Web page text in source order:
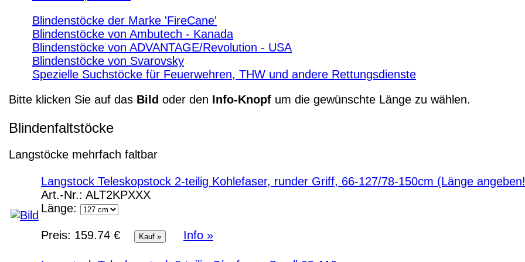
Blindenstöcke der Marke 'FireCane'
Blindenstöcke von Ambutech - Kanada
Blindenstöcke von ADVANTAGE/Revolution - USA
Blindenstöcke von Svarovsky
Spezielle Suchstöcke für Feuerwehren, THW und andere Rettungsdienste
Bitte klicken Sie auf das Bild oder den Info-Knopf um die gewünschte Länge zu wählen.
Blindenfaltstöcke
Langstöcke mehrfach faltbar
Langstock Teleskopstock 2-teilig Kohlefaser, runder Griff, 66-127/78-150cm (Länge
Art.-Nr.: ALT2KPXXX
Länge:
Preis: 159.74 € Info »